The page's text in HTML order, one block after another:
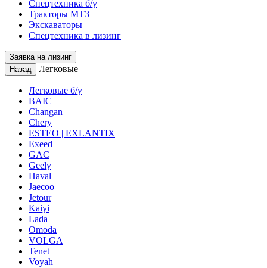
Спецтехника б/у
Тракторы МТЗ
Экскаваторы
Спецтехника в лизинг
Заявка на лизинг
Назад
Легковые
Легковые б/у
BAIC
Changan
Chery
ESTEO | EXLANTIX
Exeed
GAC
Geely
Haval
Jaecoo
Jetour
Kaiyi
Lada
Omoda
VOLGA
Tenet
Voyah